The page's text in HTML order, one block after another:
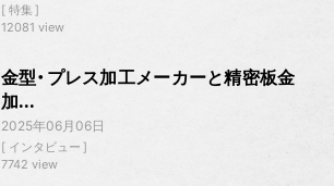
特集
12081 view
金型・プレス加工メーカーと精密板金
加...
2025年06月06日
インタビュー
7742 view